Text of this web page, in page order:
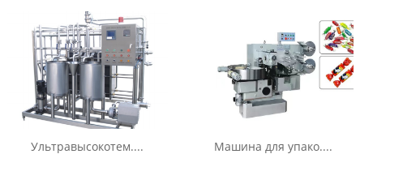
Ультравысокотем.... Машина для упако....